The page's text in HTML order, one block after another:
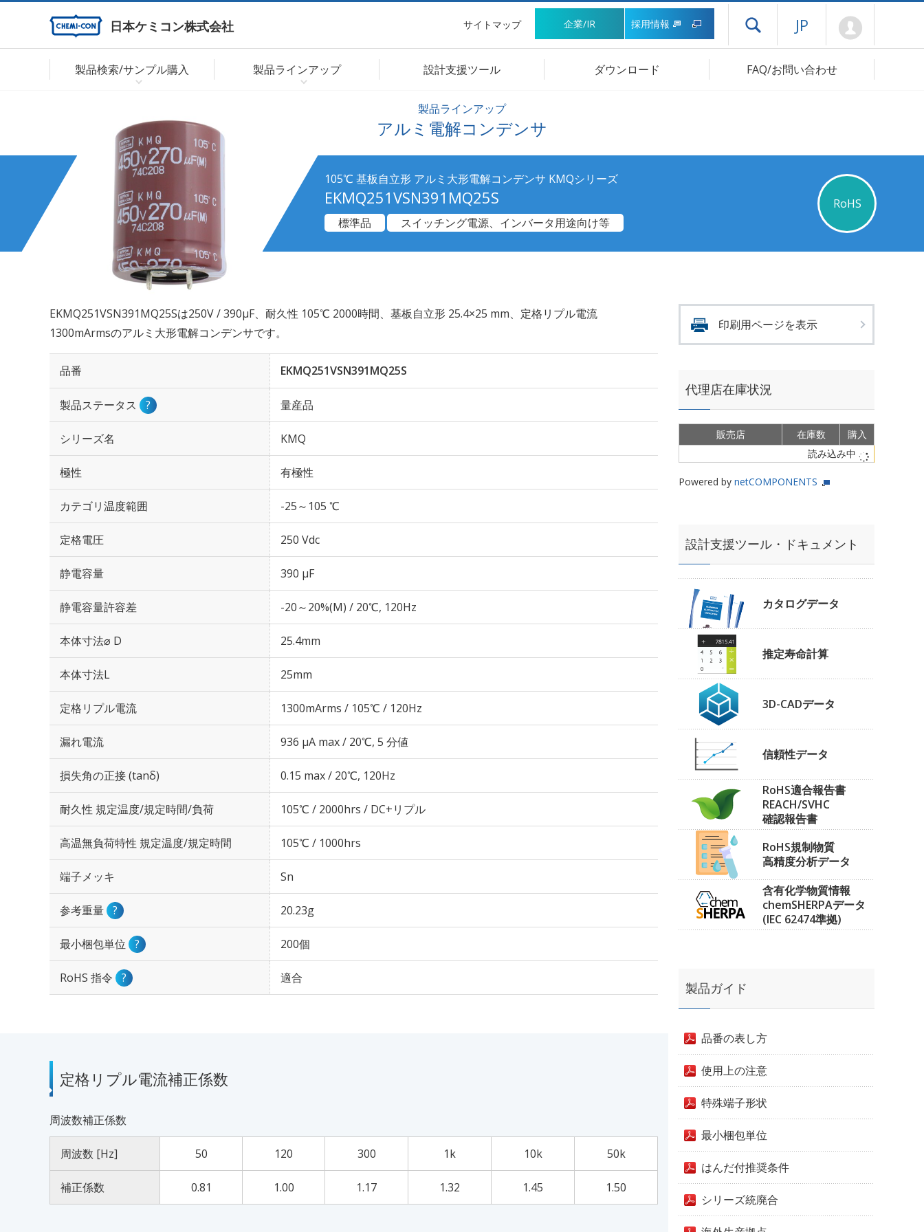
日本ケミコン株式会社 サイトマップ 企業/IR 採用情報 ドロワーメニューを開く
JP
製品検索/サンプル購入 製品ラインアップ 設計支援ツール ダウンロード FAQ/お問い合わせ
製品ラインアップ
アルミ電解コンデンサ
105℃ 基板自立形 アルミ大形電解コンデンサ KMQシリーズ
EKMQ251VSN391MQ25S
RoHS
標準品
スイッチング電源、インバータ用途向け等
EKMQ251VSN391MQ25Sは250V / 390µF、耐久性 105℃ 2000時間、基板自立形 25.4×25 mm、定格リプル電流
1300mArmsのアルミ大形電解コンデンサです。
品番 EKMQ251VSN391MQ25S
製品ステータス ? 量産品
シリーズ名 KMQ
極性 有極性
カテゴリ温度範囲 -25～105 ℃
定格電圧 250 Vdc
静電容量 390 µF
静電容量許容差 -20～20%(M) / 20℃, 120Hz
本体寸法⌀ D 25.4mm
本体寸法L 25mm
定格リプル電流 1300mArms / 105℃ / 120Hz
漏れ電流 936 μA max / 20℃, 5 分値
損失角の正接 (tanδ) 0.15 max / 20℃, 120Hz
耐久性 規定温度/規定時間/負荷 105℃ / 2000hrs / DC+リプル
高温無負荷特性 規定温度/規定時間 105℃ / 1000hrs
端子メッキ Sn
参考重量 ? 20.23g
最小梱包単位 ? 200個
RoHS 指令 ? 適合
定格リプル電流補正係数
周波数補正係数
周波数 [Hz] 50 120 300 1k 10k 50k
補正係数 0.81 1.00 1.17 1.32 1.45 1.50
印刷用ページを表示
代理店在庫状況
販売店 在庫数
購入
読み込み中
Powered by netCOMPONENTS
設計支援ツール・ドキュメント
カタログデータ
推定寿命計算
3D-CADデータ
信頼性データ
RoHS適合報告書
REACH/SVHC
確認報告書
RoHS規制物質
高精度分析データ
含有化学物質情報
chemSHERPAデータ
(IEC 62474準拠)
製品ガイド
品番の表し方
使用上の注意
特殊端子形状
最小梱包単位
はんだ付推奨条件
シリーズ統廃合